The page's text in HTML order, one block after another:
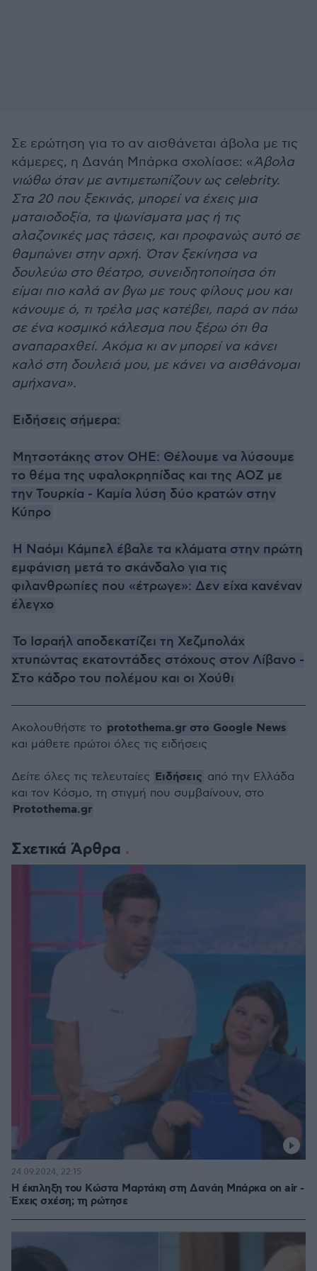
Σε ερώτηση για το αν αισθάνεται άβολα με τις
κάμερες, η Δανάη Μπάρκα σχολίασε: «Άβολα
νιώθω όταν με αντιμετωπίζουν ως celebrity.
Στα 20 που ξεκινάς, μπορεί να έχεις μια
ματαιοδοξία, τα ψωνίσματα μας ή τις
αλαζονικές μας τάσεις, και προφανώς αυτό σε
θαμπώνει στην αρχή. Όταν ξεκίνησα να
δουλεύω στο θέατρο, συνειδητοποίησα ότι
είμαι πιο καλά αν βγω με τους φίλους μου και
κάνουμε ό, τι τρέλα μας κατέβει, παρά αν πάω
σε ένα κοσμικό κάλεσμα που ξέρω ότι θα
αναπαραχθεί. Ακόμα κι αν μπορεί να κάνει
καλό στη δουλειά μου, με κάνει να αισθάνομαι
αμήχανα».
Ειδήσεις σήμερα:
Μητσοτάκης στον ΟΗΕ: Θέλουμε να λύσουμε
το θέμα της υφαλοκρηπίδας και της ΑΟΖ με
την Τουρκία - Καμία λύση δύο κρατών στην
Κύπρο
H Ναόμι Κάμπελ έβαλε τα κλάματα στην πρώτη
εμφάνιση μετά το σκάνδαλο για τις
φιλανθρωπίες που «έτρωγε»: Δεν είχα κανέναν
έλεγχο
Το Ισραήλ αποδεκατίζει τη Χεζμπολάχ
χτυπώντας εκατοντάδες στόχους στον Λίβανο -
Στο κάδρο του πολέμου και οι Χούθι
Σχετικά Άρθρα
Η έκπληξη του Κώστα Μαρτάκη στη Δανάη Μπάρκα on air -
Έχεις σχέση; τη ρώτησε
24.09.2024, 22:15
Ακολουθήστε το protothema.gr στο Google News
και μάθετε πρώτοι όλες τις ειδήσεις
Δείτε όλες τις τελευταίες Ειδήσεις από την Ελλάδα
και τον Κόσμο, τη στιγμή που συμβαίνουν, στο
Protothema.gr